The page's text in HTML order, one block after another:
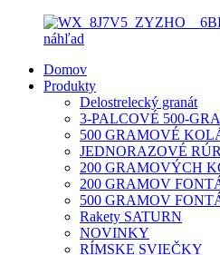
Domov
Produkty
Delostrelecký granát
3-PALCOVÉ 500-
500 GRAMOVÉ
JEDNORAZOVÉ
200 GRAMOVÝCH
200 GRAMOV
500 GRAMOV
Rakety SATURN
NOVINKY
RÍMSKE SVIEČKY